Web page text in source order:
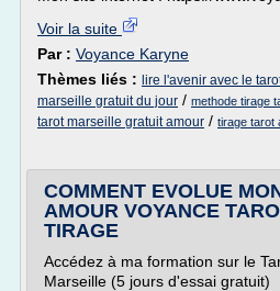
Voir la suite
Par : Voyance Karyne
Thèmes liés : lire l'avenir avec le
marseille gratuit du jour / methode tirage
tarot marseille gratuit amour / tirage tarot
COMMENT EVOLUE
AMOUR VOYANCE
TIRAGE
Accédez à ma formation sur le
Marseille (5 jours d'essai gratuit)